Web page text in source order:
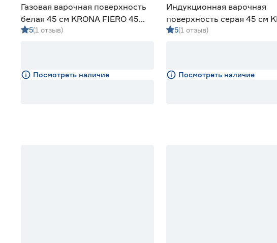
Газовая варочная поверхность
белая 45 см KRONA FIERO 45
WH
5(1 отзыв)
Посмотреть наличие
Индукционная варочная
поверхность серая 45 см
MYSTERIUM max ih 45 GR
5(1 отзыв)
Посмотреть наличие